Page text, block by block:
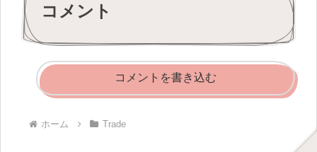
コメント
コメントを書き込む
ホーム Trade